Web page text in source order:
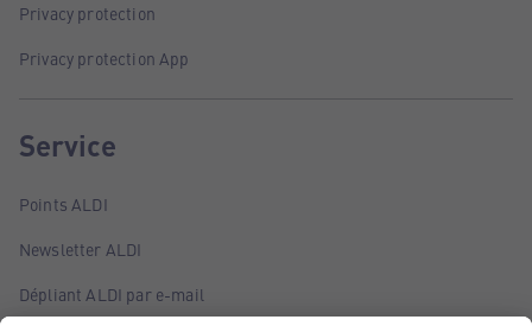
Privacy protection
Privacy protection App
Service
Points ALDI
Newsletter ALDI
Dépliant ALDI par e-mail